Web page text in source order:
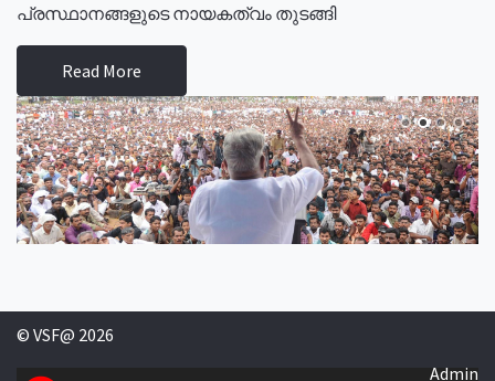
പ്രസ്ഥാനങ്ങളുടെ നായകത്വം തുടങ്ങി
Read More
© VSF@ 2026
Admin